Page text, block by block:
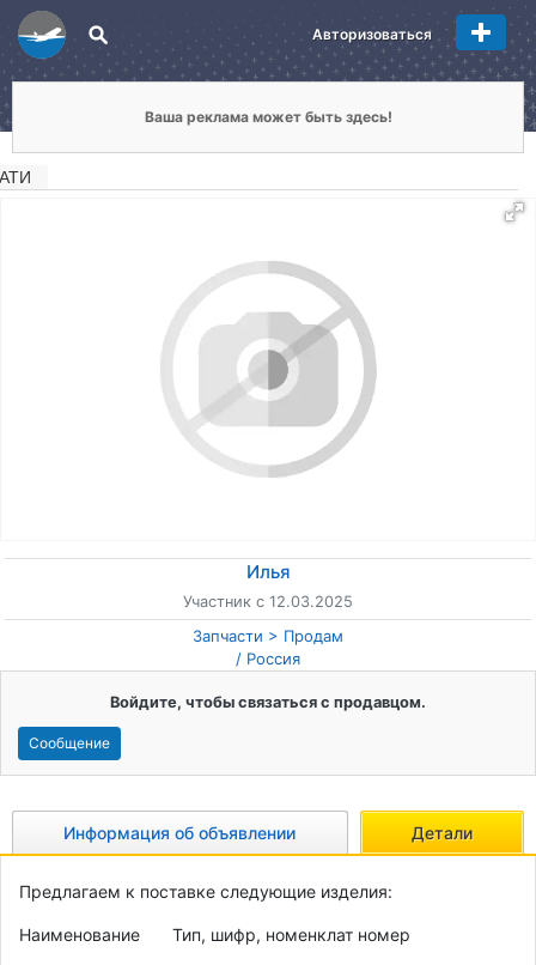
Авторизоваться
Ваша реклама может быть здесь!
АТИ
Илья
Участник с 12.03.2025
Запчасти
Продам
Россия
/
Войдите, чтобы связаться с продавцом.
Сообщение
Информация об объявлении Детали
Предлагаем к поставке следующие изделия:
Наименование	Тип, шифр, номенклат номер